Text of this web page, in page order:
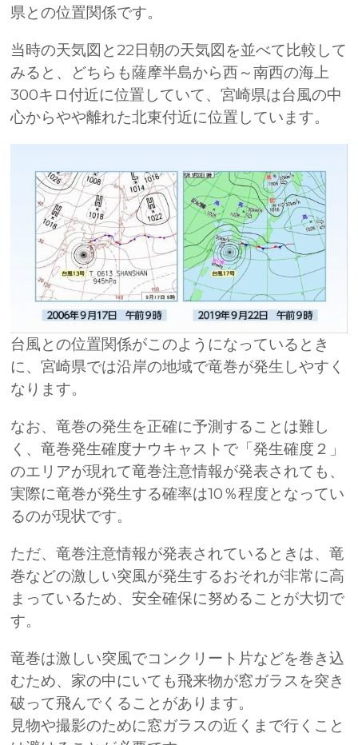
県との位置関係です。
当時の天気図と22日朝の天気図を並べて比較して
みると、どちらも薩摩半島から西～南西の海上
300キロ付近に位置していて、宮崎県は台風の中
心からやや離れた北東付近に位置しています。
台風との位置関係がこのようになっているとき
に、宮崎県では沿岸の地域で竜巻が発生しやすく
なります。
なお、竜巻の発生を正確に予測することは難し
く、竜巻発生確度ナウキャストで「発生確度２」
のエリアが現れて竜巻注意情報が発表されても、
実際に竜巻が発生する確率は10％程度となってい
るのが現状です。
ただ、竜巻注意情報が発表されているときは、竜
巻などの激しい突風が発生するおそれが非常に高
まっているため、安全確保に努めることが大切で
す。
竜巻は激しい突風でコンクリート片などを巻き込
むため、家の中にいても飛来物が窓ガラスを突き
破って飛んでくることがあります。
見物や撮影のために窓ガラスの近くまで行くこと